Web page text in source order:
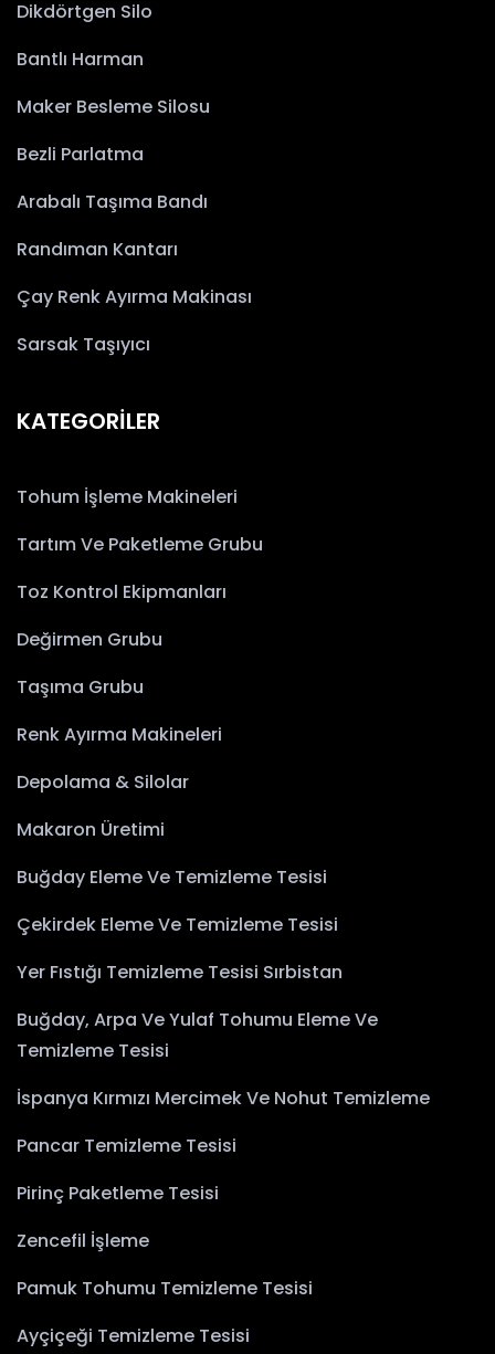
Dikdörtgen Silo
Bantlı Harman
Maker Besleme Silosu
Bezli Parlatma
Arabalı Taşıma Bandı
Randıman Kantarı
Çay Renk Ayırma Makinası
Sarsak Taşıyıcı
KATEGORİLER
Tohum İşleme Makineleri
Tartım Ve Paketleme Grubu
Toz Kontrol Ekipmanları
Değirmen Grubu
Taşıma Grubu
Renk Ayırma Makineleri
Depolama & Silolar
Makaron Üretimi
Buğday Eleme Ve Temizleme Tesisi
Çekirdek Eleme Ve Temizleme Tesisi
Yer Fıstığı Temizleme Tesisi Sırbistan
Buğday, Arpa Ve Yulaf Tohumu Eleme Ve
Temizleme Tesisi
İspanya Kırmızı Mercimek Ve Nohut Temizleme
Pancar Temizleme Tesisi
Pirinç Paketleme Tesisi
Zencefil İşleme
Pamuk Tohumu Temizleme Tesisi
Ayçiçeği Temizleme Tesisi